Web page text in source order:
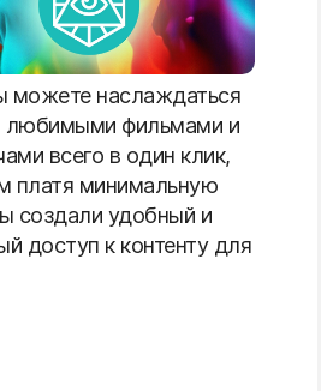
можете наслаждаться
любимыми фильмами и
всего в один клик,
платя минимальную
создали удобный и
доступ к контенту для